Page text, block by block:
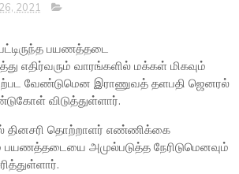
2021
பயணத்தடை
எதிர்வரும் வாரங்களில் மக்கள் மிகவும்
வேண்டுமென இராணுவத் தளபதி ஜெனரல்
விடுத்துள்ளார்.
தினசரி தொற்றாளர் எண்ணிக்கை
பயணத்தடையை அமுல்படுத்த நேரிடுமெனவும்